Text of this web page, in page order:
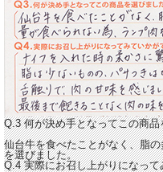
Q.3 何が決め手となってこの商
仙台牛を食べたことがなく、脂
を選びました。
Q.4 実際にお召し上がりになっ